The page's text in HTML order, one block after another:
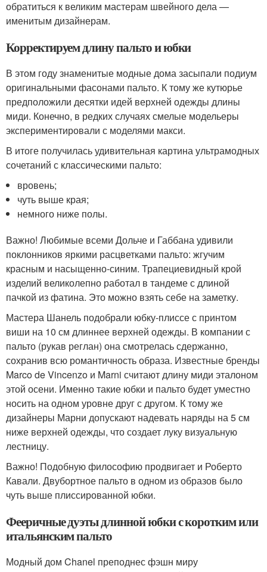
обратиться к великим мастерам швейного дела —
именитым дизайнерам.
Корректируем длину пальто и юбки
В этом году знаменитые модные дома засыпали подиум
оригинальными фасонами пальто. К тому же кутюрье
предположили десятки идей верхней одежды длины
миди. Конечно, в редких случаях смелые модельеры
экспериментировали с моделями макси.
В итоге получилась удивительная картина ультрамодных
сочетаний с классическими пальто:
вровень;
чуть выше края;
немного ниже полы.
Важно! Любимые всеми Дольче и Габбана удивили
поклонников яркими расцветками пальто: жгучим
красным и насыщенно-синим. Трапециевидный крой
изделий великолепно работал в тандеме с длиной
пачкой из фатина. Это можно взять себе на заметку.
Мастера Шанель подобрали юбку-плиссе с принтом
виши на 10 см длиннее верхней одежды. В компании с
пальто (рукав реглан) она смотрелась сдержанно,
сохранив всю романтичность образа. Известные бренды
Marco de Vincenzo и Marni считают длину миди эталоном
этой осени. Именно такие юбки и пальто будет уместно
носить на одном уровне друг с другом. К тому же
дизайнеры Марни допускают надевать наряды на 5 см
ниже верхней одежды, что создает луку визуальную
лестницу.
Важно! Подобную философию продвигает и Роберто
Кавали. Двубортное пальто в одном из образов было
чуть выше плиссированной юбки.
Фееричные дуэты длинной юбки с коротким или
итальянским пальто
Модный дом Chanel преподнес фэшн миру